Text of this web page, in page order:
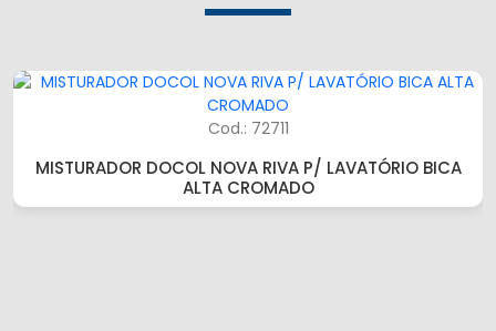
Cod.: 72711
MISTURADOR DOCOL NOVA RIVA P/ LAVATÓRIO BICA
ALTA CROMADO